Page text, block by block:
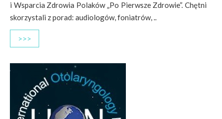
i Wsparcia Zdrowia Polaków „Po Pierwsze Zdrowie”. Chętni
skorzystali z porad: audiologów, foniatrów, ..
>>>